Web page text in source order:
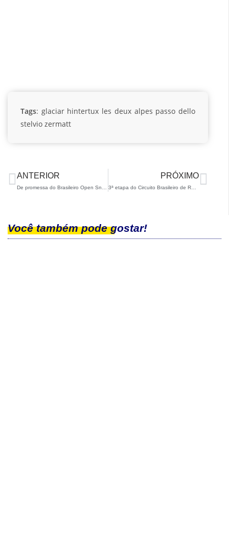
Tags: glaciar hintertux les deux alpes passo dello
stelvio zermatt
ANTERIOR PRÓXIMO
3ª etapa do Circuito Brasileiro de Rollerski – Campeonato Brasileiro Interclubes acontece em São Carlos nesta semana
Você também pode gostar!